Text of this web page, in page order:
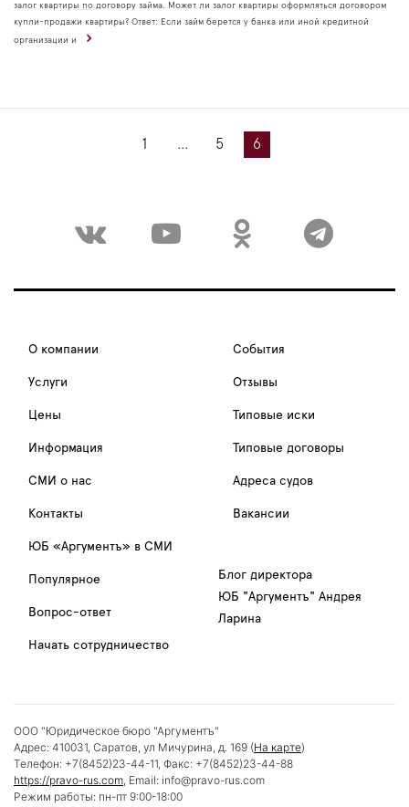
залог квартиры по договору займа. Может ли залог квартиры оформляться договором
купли-продажи квартиры? Ответ: Если займ берется у банка или иной кредитной
организации и
1 … 5 6
О компании
Услуги
Цены
Информация
СМИ о нас
Контакты
События
Отзывы
Типовые иски
Типовые договоры
Адреса судов
Вакансии
ЮБ «Аргументъ» в СМИ
Популярное
Вопрос-ответ
Начать сотрудничество
Блог директора
ЮБ "Аргументъ" Андрея
Ларина
ООО "Юридическое бюро "Аргументъ"
Адрес: 410031, Саратов, ул Мичурина, д. 169 (На карте)
Телефон: +7(8452)23-44-11, Факс: +7(8452)23-44-88
https://pravo-rus.com, Email: info@pravo-rus.com
Режим работы: пн-пт 9:00-18:00